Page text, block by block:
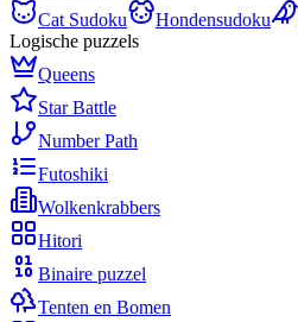
Cat Sudoku
Hondensudoku
Logische puzzels
Queens
Star Battle
Number Path
Futoshiki
Wolkenkrabbers
Hitori
Binaire puzzel
Tenten en Bomen